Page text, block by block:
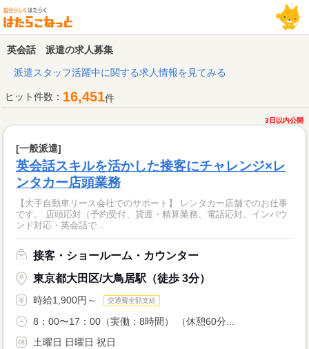
英会話 派遣の求人募集
派遣スタッフ活躍中に関する求人情報を見てみる
ヒット件数： 16,451件
3日以内公開
[一般派遣]
英会話スキルを活かした接客にチャレンジ×レ
ンタカー店頭業務
【大手自動車リース会社でのサポート】 レンタカー店舗でのお仕事
です。 店頭応対（予約受付、貸渡・精算業務、電話応対、インバウ
ンド対応・英会話で...
接客・ショールーム・カウンター
東京都大田区/大鳥居駅（徒歩 3分）
時給1,900円～ 交通費全額支給
8：00〜17：00（実働：8時間） （休憩60分...
土曜日 日曜日 祝日